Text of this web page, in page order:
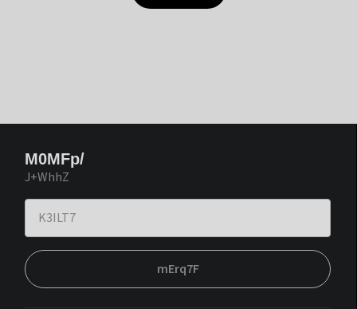
M0MFp/
J+WhhZ
mErq7F